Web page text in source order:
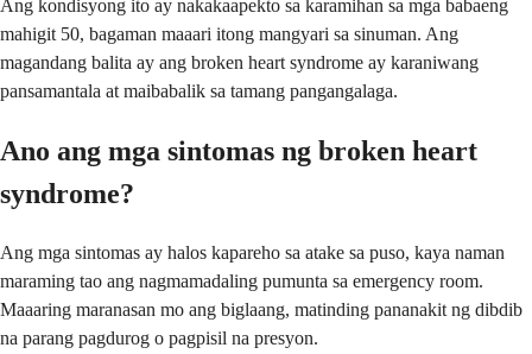
Ang kondisyong ito ay nakakaapekto sa karamihan sa mga babaeng
mahigit 50, bagaman maaari itong mangyari sa sinuman. Ang
magandang balita ay ang broken heart syndrome ay karaniwang
pansamantala at maibabalik sa tamang pangangalaga.
Ano ang mga sintomas ng broken heart
syndrome?
Ang mga sintomas ay halos kapareho sa atake sa puso, kaya naman
maraming tao ang nagmamadaling pumunta sa emergency room.
Maaaring maranasan mo ang biglaang, matinding pananakit ng dibdib
na parang pagdurog o pagpisil na presyon.